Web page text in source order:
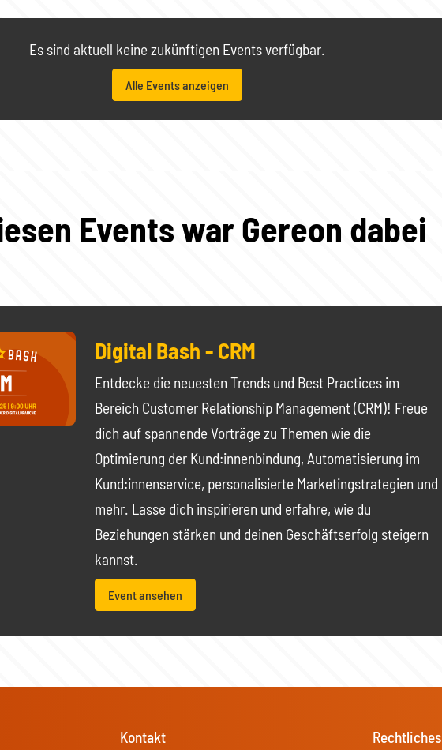
Es sind aktuell keine zukünftigen Events verfügbar.
Alle Events anzeigen
Events war Gereon dabei
Digital Bash - CRM
Entdecke die neuesten Trends und Best Practices im
Bereich Customer Relationship Management (CRM)! Freue
dich auf spannende Vorträge zu Themen wie die
Optimierung der Kund:innenbindung, Automatisierung im
Kund:innenservice, personalisierte Marketingstrategien und
mehr. Lasse dich inspirieren und erfahre, wie du
Beziehungen stärken und deinen Geschäftserfolg steigern
kannst.
Event ansehen
Kontakt Rechtliches